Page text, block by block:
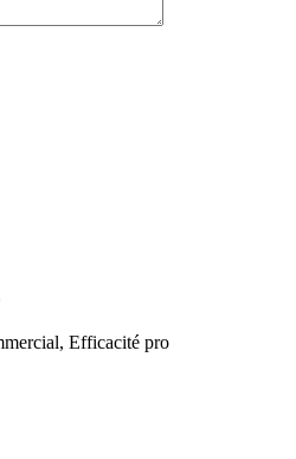
Efficacité pro